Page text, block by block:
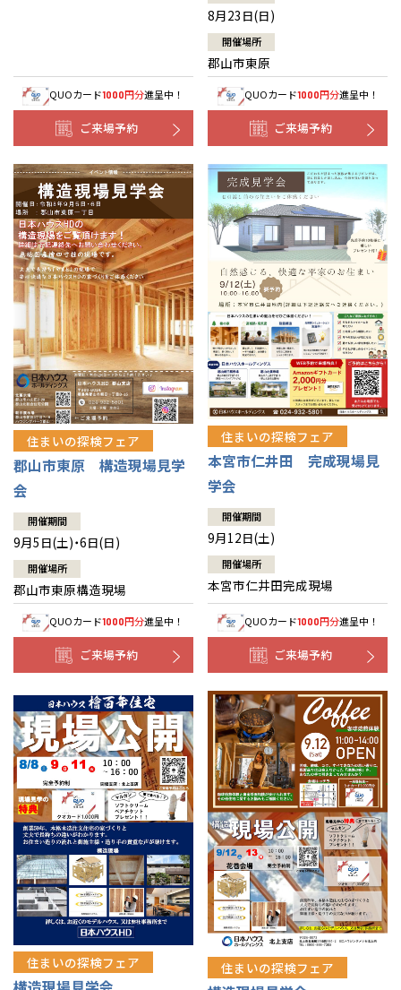
QUOカード1000円分進呈中！
ご来場予約
8月23日(日)
開催場所
郡山市東原
QUOカード1000円分進呈中！
ご来場予約
住まいの探検フェア
郡山市東原 構造現場見学
会
開催期間
9月5日(土)・6日(日)
開催場所
郡山市東原構造現場
QUOカード1000円分進呈中！
ご来場予約
住まいの探検フェア
本宮市仁井田 完成現場見
学会
開催期間
9月12日(土)
開催場所
本宮市仁井田完成現場
QUOカード1000円分進呈中！
ご来場予約
住まいの探検フェア 住まいの探検フェア